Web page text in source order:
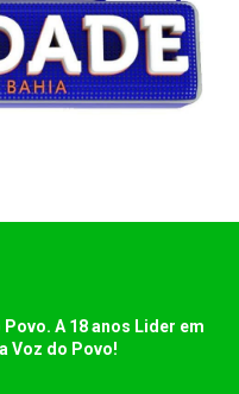
A 18 anos Lider em
Voz do Povo!